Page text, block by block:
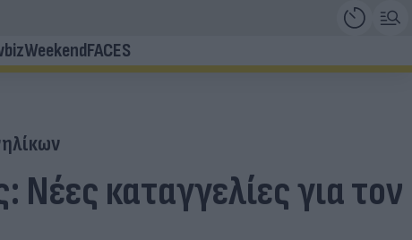
WeekendFACES
καταγγελίες για τον